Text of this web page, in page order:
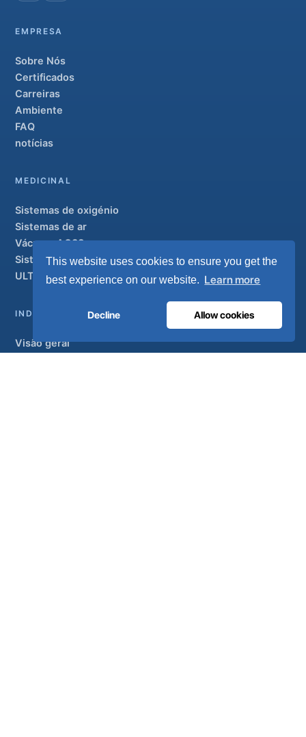
This website uses cookies to ensure you get the
best experience on our website. Learn more
Decline Allow cookies
EMPRESA
Sobre Nós
Certificados
Carreiras
Ambiente
FAQ
notícias
MEDICINAL
Sistemas de oxigénio
Sistemas de ar
Vácuo e AGSS
Sistemas de condutas
ULTRAOX
Modelo de topo de gama
INDUSTRIAL
Visão geral